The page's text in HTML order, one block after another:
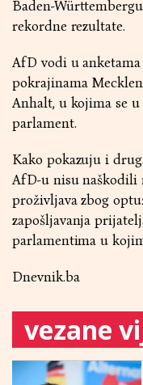
Baden-
rekordne rezultate.
AfD vodi u
pokrajinama
Anhalt, u kojima se
parlament.
Kako pokazuju i
AfD-u nisu naškodili
proživljava zbog
zapošljavanja
parlamentima u
Dnevnik.ba
vezane